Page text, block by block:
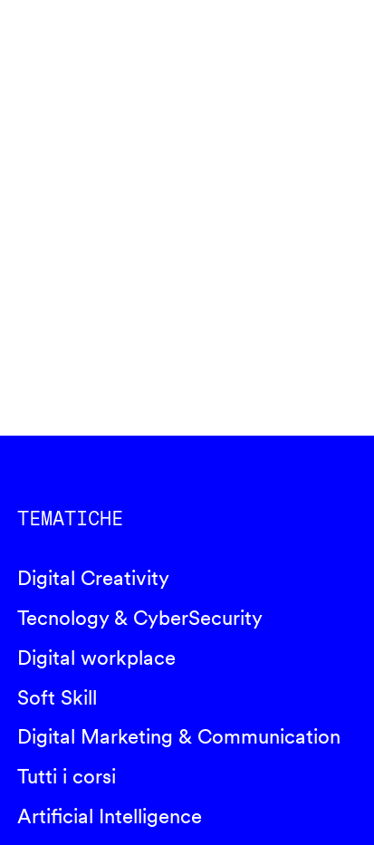
TEMATICHE
Digital Creativity
Tecnology & CyberSecurity
Digital workplace
Soft Skill
Digital Marketing & Communication
Tutti i corsi
Artificial Intelligence